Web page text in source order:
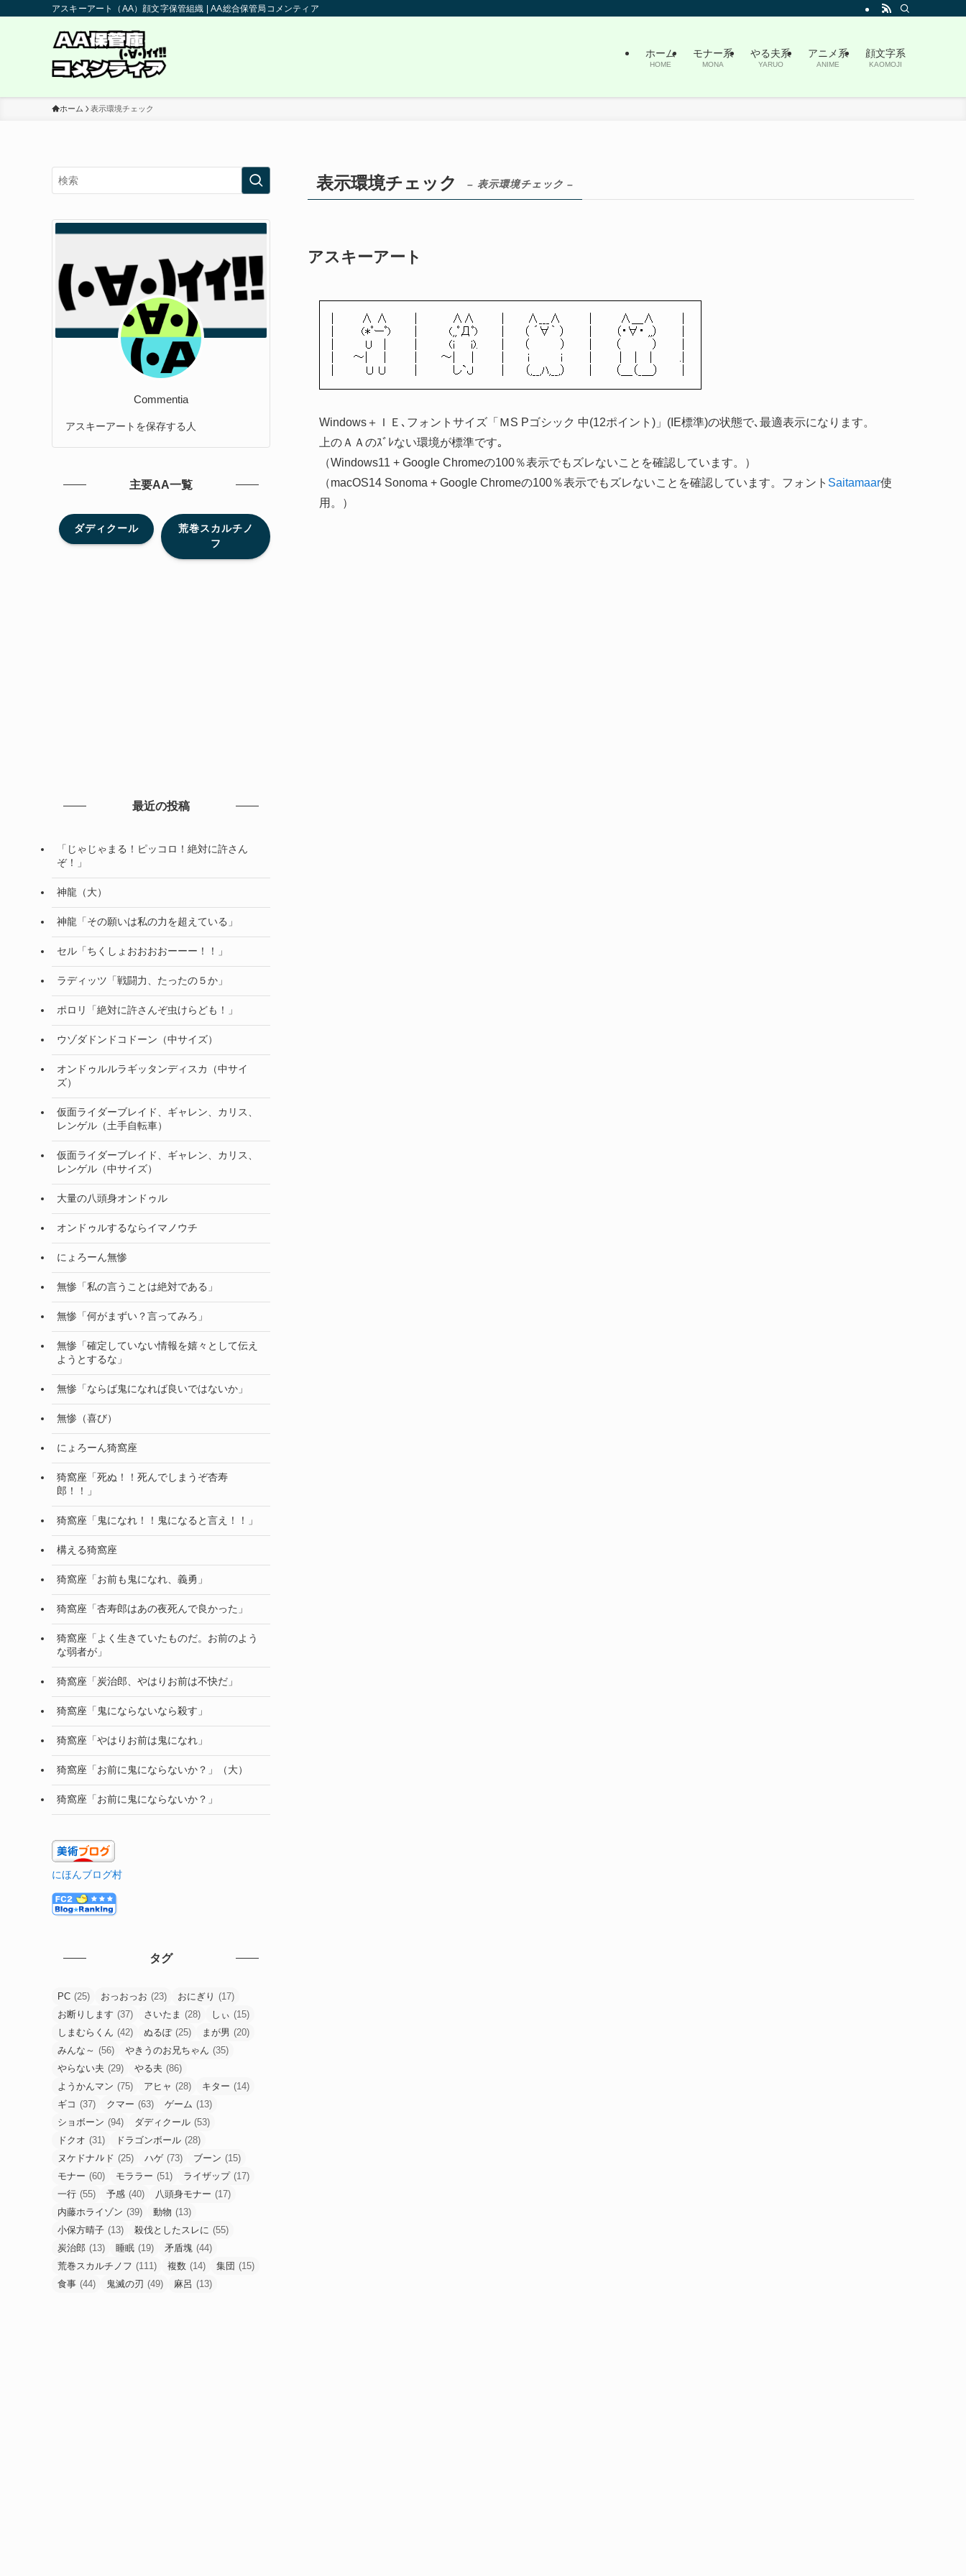
アスキーアート（AA）顔文字保管組織 | AA総合保管局コメンティア
ホーム
HOME
モナー系
MONA
やる夫系
YARUO
アニメ系
ANIME
顔文字系
KAOMOJI
ホーム 表示環境チェック
表示環境チェック – 表示環境チェック –
アスキーアート
| ∧ ∧ | ∧∧ | ∧___∧ │ ∧＿∧ |
| (*ﾟーﾟ) | (,,ﾟДﾟ) | （ ´∀｀ ） │ （・∀・ ,,） │
| U | │ (i i). | （ ） | （ ） │
| ～| | │ ～| | | i i | | ｜ ｜ .|
| Ｕ Ｕ │ し`Ｊ │ （,__,ﾊ,__,） | （＿（_＿） |
Windows＋ＩＥ､フォントサイズ「ＭS Pゴシック 中(12ポイント)」(IE標準)の状態で､最適表示になります。
上のＡＡのｽﾞﾚない環境が標準です｡
（Windows11 + Google Chromeの100％表示でもズレないことを確認しています。）
（macOS14 Sonoma + Google Chromeの100％表示でもズレないことを確認しています。フォント Saitamaar使
用。）
Commentia
アスキーアートを保存する人
主要AA一覧
ダディクール
荒巻スカルチノ
フ
最近の投稿
「じゃじゃまる！ピッコロ！絶対に許さん
ぞ！」
神龍（大）
神龍「その願いは私の力を超えている」
セル「ちくしょおおおおーーー！！」
ラディッツ「戦闘力、たったの５か」
ポロリ「絶対に許さんぞ虫けらども！」
ウゾダドンドコドーン（中サイズ）
オンドゥルルラギッタンディスカ（中サイ
ズ）
仮面ライダーブレイド、ギャレン、カリス、
レンゲル（土手自転車）
仮面ライダーブレイド、ギャレン、カリス、
レンゲル（中サイズ）
大量の八頭身オンドゥル
オンドゥルするならイマノウチ
にょろーん無惨
無惨「私の言うことは絶対である」
無惨「何がまずい？言ってみろ」
無惨「確定していない情報を嬉々として伝え
ようとするな」
無惨「ならば鬼になれば良いではないか」
無惨（喜び）
にょろーん猗窩座
猗窩座「死ぬ！！死んでしまうぞ杏寿
郎！！」
猗窩座「鬼になれ！！鬼になると言え！！」
構える猗窩座
猗窩座「お前も鬼になれ、義勇」
猗窩座「杏寿郎はあの夜死んで良かった」
猗窩座「よく生きていたものだ。お前のよう
な弱者が」
猗窩座「炭治郎、やはりお前は不快だ」
猗窩座「鬼にならないなら殺す」
猗窩座「やはりお前は鬼になれ」
猗窩座「お前に鬼にならないか？」（大）
猗窩座「お前に鬼にならないか？」
にほんブログ村
タグ
PC (25) おっおっお (23) おにぎり (17)
お断りします (37) さいたま (28) しぃ (15)
しまむらくん (42) ぬるぽ (25) まが男 (20)
みんな～ (56) やきうのお兄ちゃん (35)
やらない夫 (29) やる夫 (86)
ようかんマン (75) アヒャ (28) キター (14)
ギコ (37) クマー (63) ゲーム (13)
ショボーン (94) ダディクール (53)
ドクオ (31) ドラゴンボール (28)
ヌケドナﾉﾚド (25) ハゲ (73) ブーン (15)
モナー (60) モララー (51) ライザップ (17)
一行 (55) 予感 (40) 八頭身モナー (17)
内藤ホライゾン (39) 動物 (13)
小保方晴子 (13) 殺伐としたスレに (55)
炭治郎 (13) 睡眠 (19) 矛盾塊 (44)
荒巻スカルチノフ (111) 複数 (14) 集団 (15)
食事 (44) 鬼滅の刃 (49) 麻呂 (13)